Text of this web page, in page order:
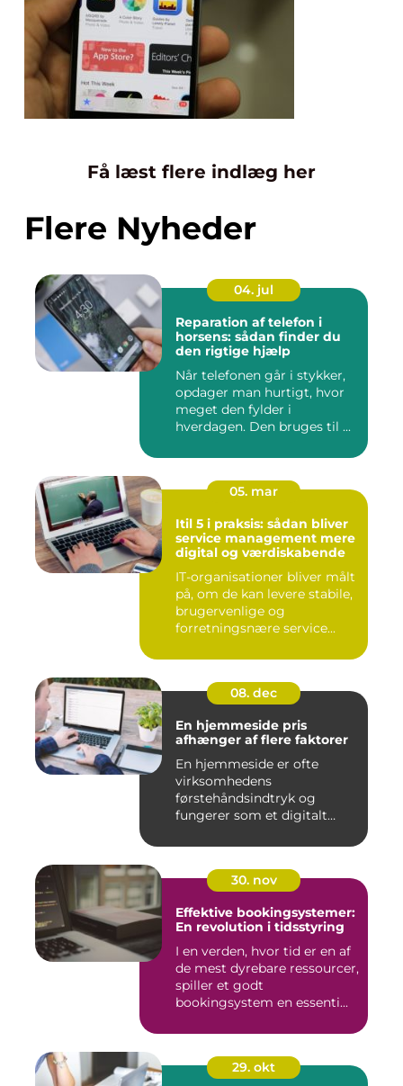
Få læst flere indlæg her
Flere Nyheder
04. jul
Reparation af telefon i
horsens: sådan finder du
den rigtige hjælp
Når telefonen går i stykker,
opdager man hurtigt, hvor
meget den fylder i
hverdagen. Den bruges til ...
05. mar
Itil 5 i praksis: sådan bliver
service management mere
digital og værdiskabende
IT-organisationer bliver målt
på, om de kan levere stabile,
brugervenlige og
forretningsnære service...
08. dec
En hjemmeside pris
afhænger af flere faktorer
En hjemmeside er ofte
virksomhedens
førstehåndsindtryk og
fungerer som et digitalt
30. nov
Effektive bookingsystemer:
En revolution i tidsstyring
I en verden, hvor tid er en af
de mest dyrebare ressourcer,
spiller et godt
bookingsystem en essenti...
29. okt